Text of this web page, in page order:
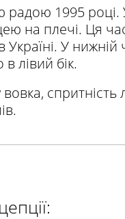
радою 1995 році.
на плечі. Ця
У нижній
лівий бік.
спритність